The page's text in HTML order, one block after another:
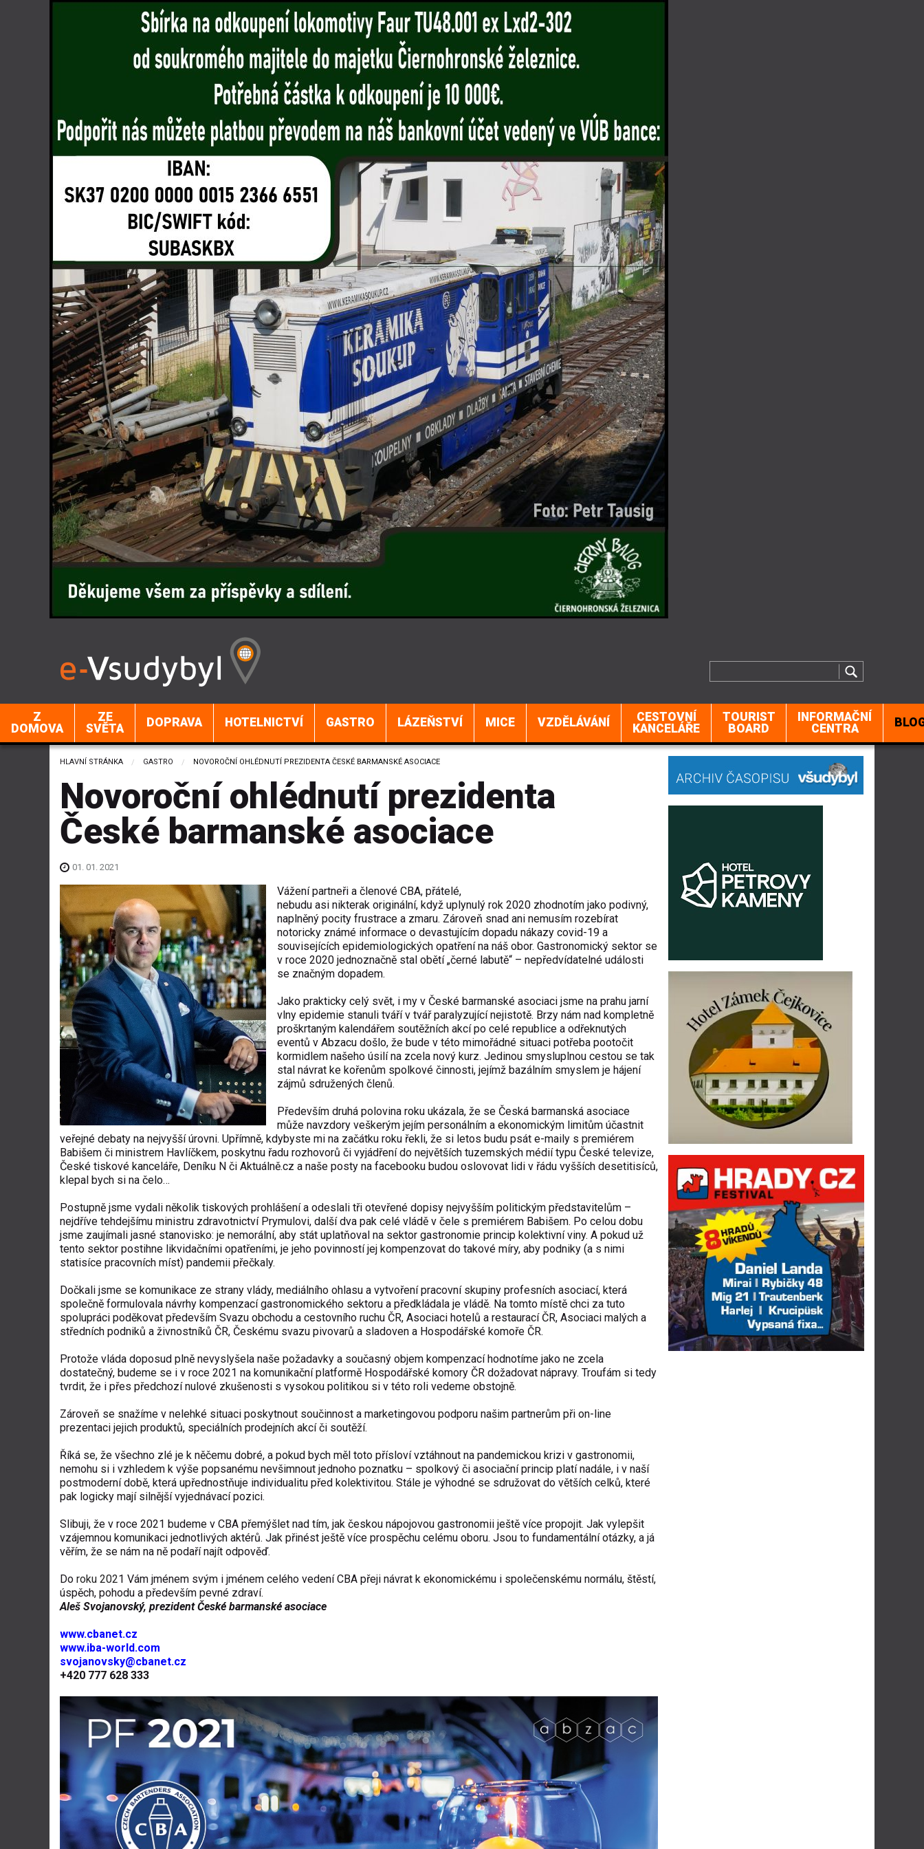
Z
DOMOVA
ZE
SVĚTA
DOPRAVA HOTELNICTVÍ GASTRO LÁZEŇSTVÍ MICE VZDĚLÁVÁNÍ
CESTOVNÍ
KANCELÁŘE
TOURIST
BOARD
INFORMAČNÍ
CENTRA
HLAVNÍ STRÁNKA GASTRO CURRENT:
NOVOROČNÍ OHLÉDNUTÍ PREZIDENTA ČESKÉ BARMANSKÉ ASOCIACE
Novoroční ohlédnutí prezidenta
České barmanské asociace
01. 01. 2021
Vážení partneři a členové CBA, přátelé,
nebudu asi nikterak originální, když uplynulý rok 2020 zhodnotím jako podivný,
naplněný pocity frustrace a zmaru. Zároveň snad ani nemusím rozebírat
notoricky známé informace o devastujícím dopadu nákazy covid-19 a
souvisejících epidemiologických opatření na náš obor. Gastronomický sektor se
v roce 2020 jednoznačně stal obětí „černé labutě“ – nepředvídatelné události
se značným dopadem.
Jako prakticky celý svět, i my v České barmanské asociaci jsme na prahu jarní
vlny epidemie stanuli tváří v tvář paralyzující nejistotě. Brzy nám nad kompletně
proškrtaným kalendářem soutěžních akcí po celé republice a odřeknutých
eventů v Abzacu došlo, že bude v této mimořádné situaci potřeba pootočit
kormidlem našeho úsilí na zcela nový kurz. Jedinou smysluplnou cestou se tak
stal návrat ke kořenům spolkové činnosti, jejímž bazálním smyslem je hájení
zájmů sdružených členů.
Především druhá polovina roku ukázala, že se Česká barmanská asociace
může navzdory veškerým jejím personálním a ekonomickým limitům účastnit
veřejné debaty na nejvyšší úrovni. Upřímně, kdybyste mi na začátku roku řekli, že si letos budu psát e-maily s premiérem
Babišem či ministrem Havlíčkem, poskytnu řadu rozhovorů či vyjádření do největších tuzemských médií typu České televize,
České tiskové kanceláře, Deníku N či Aktuálně.cz a naše posty na facebooku budou oslovovat lidi v řádu vyšších desetitisíců,
klepal bych si na čelo…
Postupně jsme vydali několik tiskových prohlášení a odeslali tři otevřené dopisy nejvyšším politickým představitelům –
nejdříve tehdejšímu ministru zdravotnictví Prymulovi, další dva pak celé vládě v čele s premiérem Babišem. Po celou dobu
jsme zaujímali jasné stanovisko: je nemorální, aby stát uplatňoval na sektor gastronomie princip kolektivní viny. A pokud už
tento sektor postihne likvidačními opatřeními, je jeho povinností jej kompenzovat do takové míry, aby podniky (a s nimi
statisíce pracovních míst) pandemii přečkaly.
Dočkali jsme se komunikace ze strany vlády, mediálního ohlasu a vytvoření pracovní skupiny profesních asociací, která
společně formulovala návrhy kompenzací gastronomického sektoru a předkládala je vládě. Na tomto místě chci za tuto
spolupráci poděkovat především Svazu obchodu a cestovního ruchu ČR, Asociaci hotelů a restaurací ČR, Asociaci malých a
středních podniků a živnostníků ČR, Českému svazu pivovarů a sladoven a Hospodářské komoře ČR.
Protože vláda doposud plně nevyslyšela naše požadavky a současný objem kompenzací hodnotíme jako ne zcela
dostatečný, budeme se i v roce 2021 na komunikační platformě Hospodářské komory ČR dožadovat nápravy. Troufám si tedy
tvrdit, že i přes předchozí nulové zkušenosti s vysokou politikou si v této roli vedeme obstojně.
Zároveň se snažíme v nelehké situaci poskytnout součinnost a marketingovou podporu našim partnerům při on-line
prezentaci jejich produktů, speciálních prodejních akcí či soutěží.
Říká se, že všechno zlé je k něčemu dobré, a pokud bych měl toto přísloví vztáhnout na pandemickou krizi v gastronomii,
nemohu si i vzhledem k výše popsanému nevšimnout jednoho poznatku – spolkový či asociační princip platí nadále, i v naší
postmoderní době, která upřednostňuje individualitu před kolektivitou. Stále je výhodné se sdružovat do větších celků, které
pak logicky mají silnější vyjednávací pozici.
Slibuji, že v roce 2021 budeme v CBA přemýšlet nad tím, jak českou nápojovou gastronomii ještě více propojit. Jak vylepšit
vzájemnou komunikaci jednotlivých aktérů. Jak přinést ještě více prospěchu celému oboru. Jsou to fundamentální otázky, a já
věřím, že se nám na ně podaří najít odpověď.
Do roku 2021 Vám jménem svým i jménem celého vedení CBA přeji návrat k ekonomickému i společenskému normálu, štěstí,
úspěch, pohodu a především pevné zdraví.
Aleš Svojanovský, prezident České barmanské asociace
www.cbanet.cz
www.iba-world.com
svojanovsky@cbanet.cz
+420 777 628 333